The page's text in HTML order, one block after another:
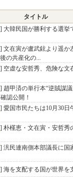
タイトル
] 大韓民国が勝利する選挙
] 文在寅が盧武鉉より遥か
の共産化の...
] 空虚な安哲秀、危険な文
] 趙甲済の単行本“逆賊謀
認公開！
] 愛国市民たちは10月30日
] 朴槿恵・文在寅・安哲秀
] 汎民連南側本部議長に国
] 海を支配する国が世界を